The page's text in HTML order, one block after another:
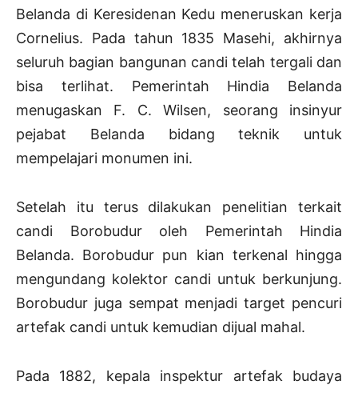
Belanda di Keresidenan Kedu meneruskan kerja
Cornelius. Pada tahun 1835 Masehi, akhirnya
seluruh bagian bangunan candi telah tergali dan
bisa terlihat. Pemerintah Hindia Belanda
menugaskan F. C. Wilsen, seorang insinyur
pejabat Belanda bidang teknik untuk
mempelajari monumen ini.
Setelah itu terus dilakukan penelitian terkait
candi Borobudur oleh Pemerintah Hindia
Belanda. Borobudur pun kian terkenal hingga
mengundang kolektor candi untuk berkunjung.
Borobudur juga sempat menjadi target pencuri
artefak candi untuk kemudian dijual mahal.
Pada 1882, kepala inspektur artefak budaya